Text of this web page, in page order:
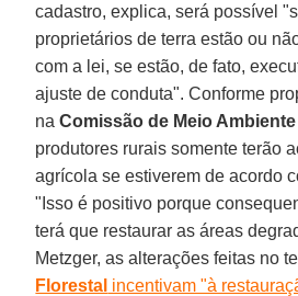
cadastro, explica, será possível
proprietários de terra estão ou
com a lei, se estão, de fato,
ajuste de conduta". Conforme
naComissão de Meio Ambiente
produtores rurais somente terão
agrícola se estiverem de acordo
"Isso é positivo porque
terá que restaurar as áreas
Metzger, as alterações feitas no
Florestal incentivam "à